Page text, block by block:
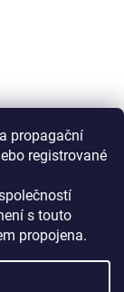
propagační
registrované
s touto
propojena.
materiály
vyhradené.